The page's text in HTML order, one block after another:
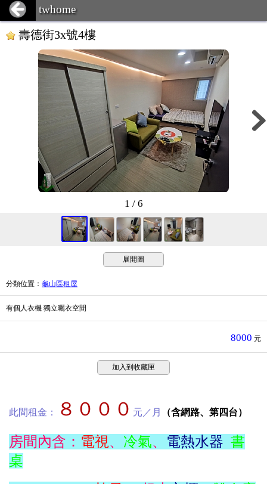
twhome
壽德街3x號4樓
1 / 6
展開圖
分類位置 ： 龜山區租屋
有個人衣機 獨立曬衣空間
8000 元
加入到收藏匣
此間租金： ８０ ００ 元／月 （含網路、第四台）
房間內含： 電視、 冷氣、 電熱水器 書
桌